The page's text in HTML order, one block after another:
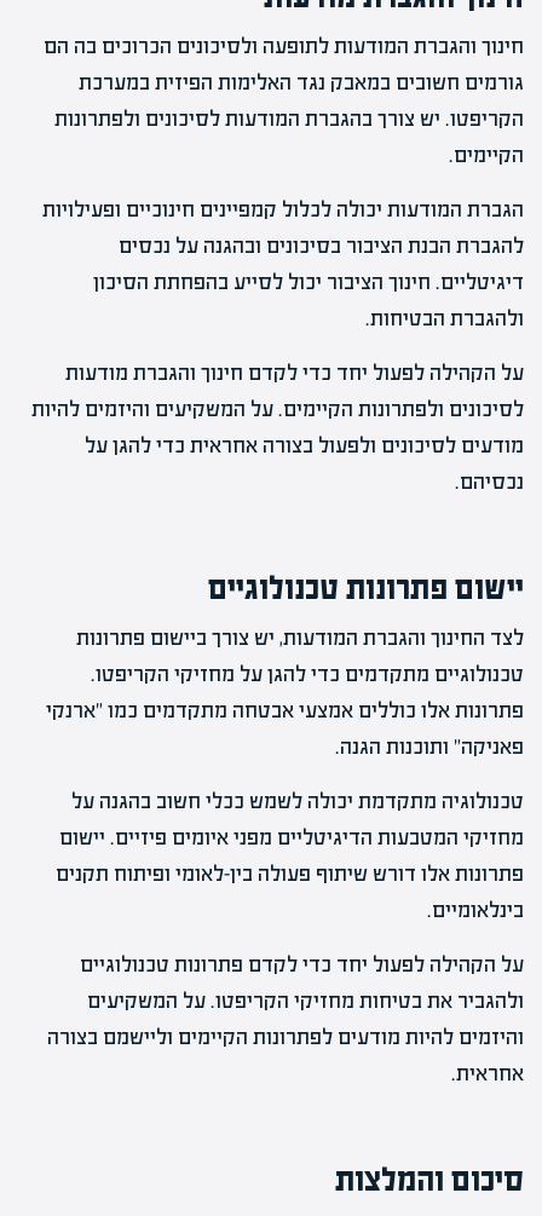
חינוך והגברת המודעות לתופעה ולסיכונים הכרוכים בה הם
גורמים חשובים במאבק נגד האלימות הפיזית במערכת
הקריפטו. יש צורך בהגברת המודעות לסיכונים ולפתרונות
הקיימים.
הגברת המודעות יכולה לכלול קמפיינים חינוכיים ופעילויות
להגברת הבנת הציבור בסיכונים ובהגנה על נכסים
דיגיטליים. חינוך הציבור יכול לסייע בהפחתת הסיכון
ולהגברת הבטיחות.
על הקהילה לפעול יחד כדי לקדם חינוך והגברת מודעות
לסיכונים ולפתרונות הקיימים. על המשקיעים והיזמים להיות
מודעים לסיכונים ולפעול בצורה אחראית כדי להגן על
נכסיהם.
יישום פתרונות טכנולוגיים
לצד החינוך והגברת המודעות, יש צורך ביישום פתרונות
טכנולוגיים מתקדמים כדי להגן על מחזיקי הקריפטו.
פתרונות אלו כוללים אמצעי אבטחה מתקדמים כמו "ארנקי
פאניקה" ותוכנות הגנה.
טכנולוגיה מתקדמת יכולה לשמש ככלי חשוב בהגנה על
מחזיקי המטבעות הדיגיטליים מפני איומים פיזיים. יישום
פתרונות אלו דורש שיתוף פעולה בין-לאומי ופיתוח תקנים
בינלאומיים.
על הקהילה לפעול יחד כדי לקדם פתרונות טכנולוגיים
ולהגביר את בטיחות מחזיקי הקריפטו. על המשקיעים
והיזמים להיות מודעים לפתרונות הקיימים וליישמם בצורה
אחראית.
סיכום והמלצות